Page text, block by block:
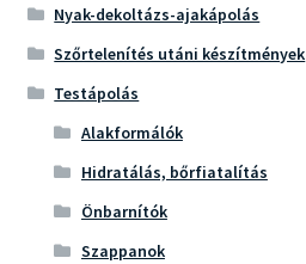
Nyak-dekoltázs-ajakápolás
Szőrtelenítés utáni készítmények
Testápolás
Alakformálók
Hidratálás, bőrfiatalítás
Önbarnítók
Szappanok